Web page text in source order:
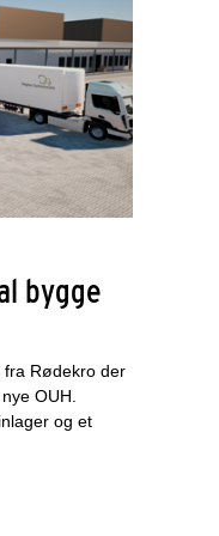
bygge
fra Rødekro der
OUH.
og et